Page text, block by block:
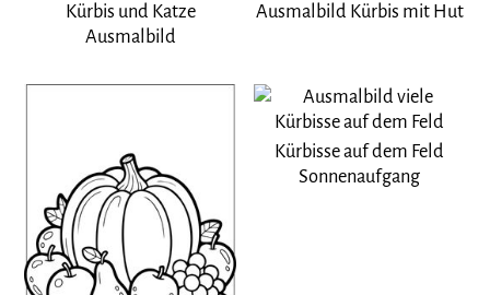
Kürbis und Katze
Ausmalbild
Ausmalbild Kürbis mit Hut
Kürbisse auf dem Feld
Sonnenaufgang